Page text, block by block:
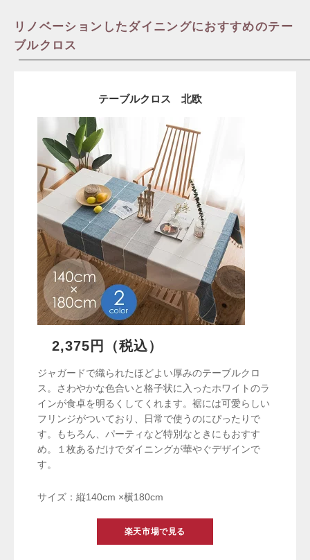
リノベーションしたダイニングにおすすめのテー
ブルクロス
テーブルクロス 北欧
2,375円（税込）
ジャガードで織られたほどよい厚みのテーブルクロ
ス。さわやかな色合いと格子状に入ったホワイトのラ
インが食卓を明るくしてくれます。裾には可愛らしい
フリンジがついており、日常で使うのにぴったりで
す。もちろん、パーティなど特別なときにもおすす
め。１枚あるだけでダイニングが華やぐデザインで
す。
サイズ：縦140cm ×横180cm
楽天市場で見る